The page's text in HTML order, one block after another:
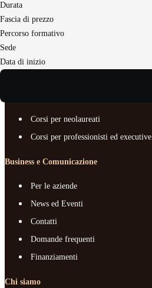
Durata
Fascia di prezzo
Percorso formativo
Sede
Data di inizio
Master e corsi per profilo
Business e Comunicazione
Chi siamo
Documenti e trasparenza
Corsi per neolaureati
Corsi per professionisti ed executive
Business e Comunicazione
Per le aziende
News ed Eventi
Contatti
Domande frequenti
Finanziamenti
Chi siamo